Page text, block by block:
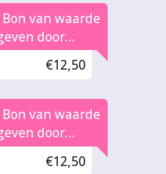
Bon van waarde
door
€12,50
Bon van waarde
door
€12,50